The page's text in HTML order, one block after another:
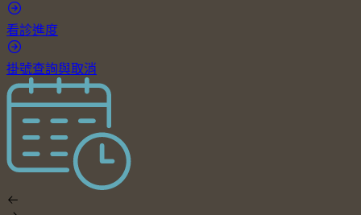
看診進度
掛號查詢與取消